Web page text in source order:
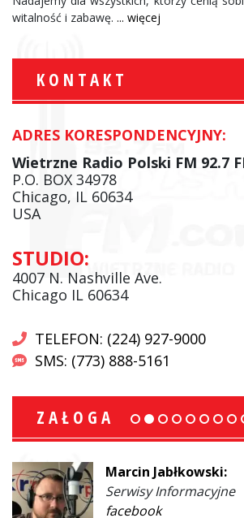
witalność i zabawę. ... więcej
KONTAKT
ADRES KORESPONDENCYJNY:
Wietrzne Radio Polski FM 92.7
P.O. BOX 34978
Chicago, IL 60634
USA
STUDIO:
4007 N. Nashville Ave.
Chicago IL 60634
TELEFON: (224) 927-9000
SMS: (773) 888-5161
ZAŁOGA
Marcin Jabłkowski:
Serwisy Informacyjne
facebook